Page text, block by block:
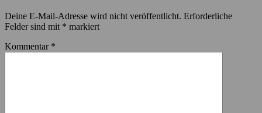
Deine E-Mail-Adresse wird nicht veröffentlicht. Erforderliche
Felder sind mit * markiert
Kommentar *